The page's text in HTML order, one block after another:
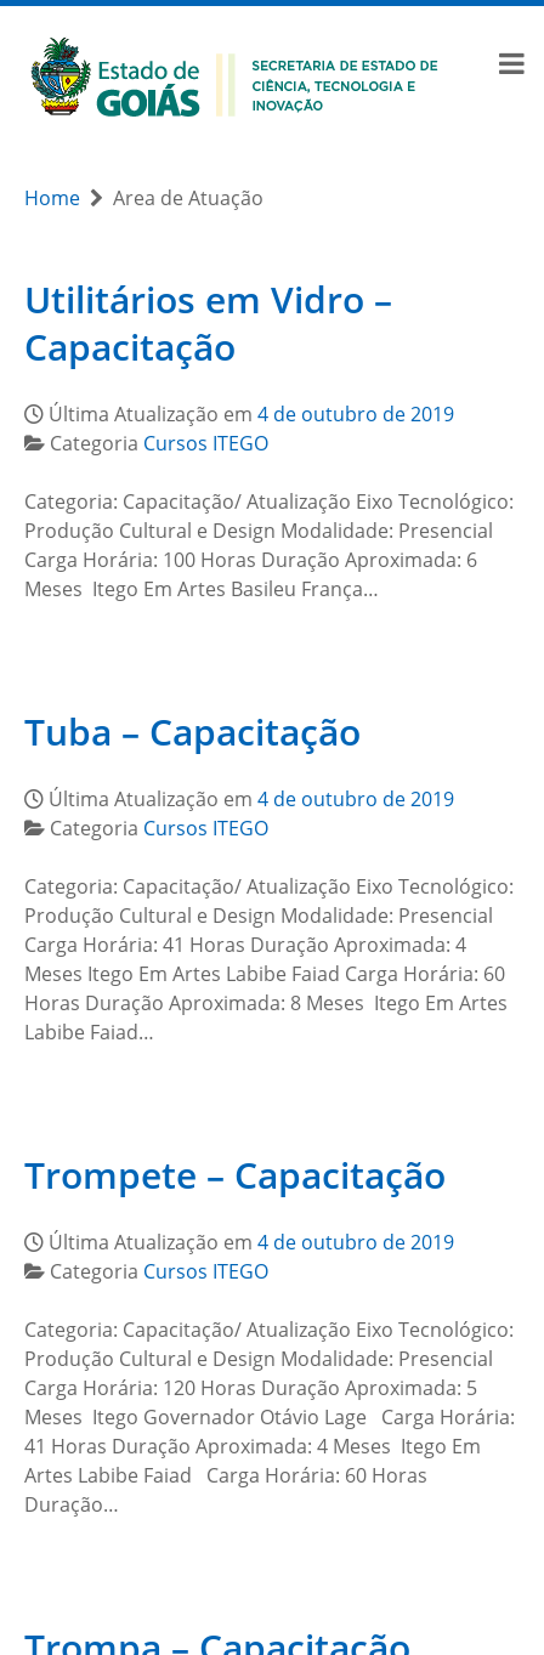
Home Area de Atuação
Utilitários em Vidro –
Capacitação
Última Atualização em 4 de outubro de 2019
Categoria Cursos ITEGO
Categoria: Capacitação/ Atualização Eixo Tecnológico:
Produção Cultural e Design Modalidade: Presencial
Carga Horária: 100 Horas Duração Aproximada: 6
Meses Itego Em Artes Basileu França…
Tuba – Capacitação
Última Atualização em 4 de outubro de 2019
Categoria Cursos ITEGO
Categoria: Capacitação/ Atualização Eixo Tecnológico:
Produção Cultural e Design Modalidade: Presencial
Carga Horária: 41 Horas Duração Aproximada: 4
Meses Itego Em Artes Labibe Faiad Carga Horária: 60
Horas Duração Aproximada: 8 Meses Itego Em Artes
Labibe Faiad…
Trompete – Capacitação
Última Atualização em 4 de outubro de 2019
Categoria Cursos ITEGO
Categoria: Capacitação/ Atualização Eixo Tecnológico:
Produção Cultural e Design Modalidade: Presencial
Carga Horária: 120 Horas Duração Aproximada: 5
Meses Itego Governador Otávio Lage Carga Horária:
41 Horas Duração Aproximada: 4 Meses Itego Em
Artes Labibe Faiad Carga Horária: 60 Horas
Duração…